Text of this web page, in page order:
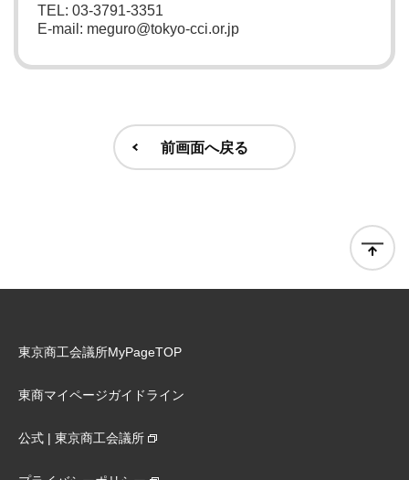
TEL: 03-3791-3351
E-mail: meguro@tokyo-cci.or.jp
前画面へ戻る
東京商工会議所MyPageTOP
東商マイページガイドライン
公式 | 東京商工会議所